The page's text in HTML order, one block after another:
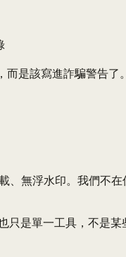
是該寫進詐騙警告
、無浮水印。我們不
只是單一工具，不是